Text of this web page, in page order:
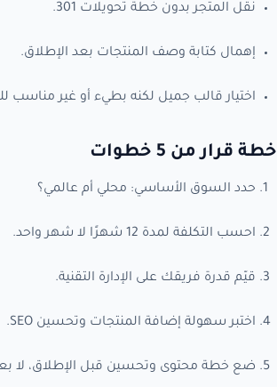
نقل المتجر بدون خطة تحويلات 301.
إهمال كتابة وصف المنتجات بعد الإطلاق.
اختيار قالب جميل لكنه بطيء أو غير مناسب
خطة قرار من 5 خطوات
حدد السوق الأساسي: محلي أم عالمي؟
احسب التكلفة لمدة 12 شهرًا لا شهر واحد.
قيّم قدرة فريقك على الإدارة التقنية.
اختبر سهولة إضافة المنتجات وتحسين SEO.
ضع خطة محتوى وتحسين قبل الإطلاق، لا